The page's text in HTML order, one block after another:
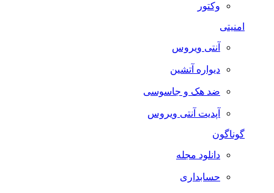
وکتور
امنیتی
آنتی ویروس
دیواره آتشین
ضد هک و جاسوسی
آپدیت آنتی ویروس
گوناگون
دانلود مجله
حسابداری